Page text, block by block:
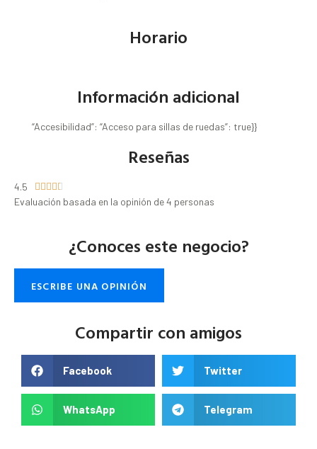
Horario
Información adicional
“Accesibilidad”: “Acceso para sillas de ruedas”: true}}
Reseñas
4.5     
Evaluación basada en la opinión de 4 personas
¿Conoces este negocio?
ESCRIBE UNA OPINIÓN
Compartir con amigos
Facebook Twitter
WhatsApp Telegram